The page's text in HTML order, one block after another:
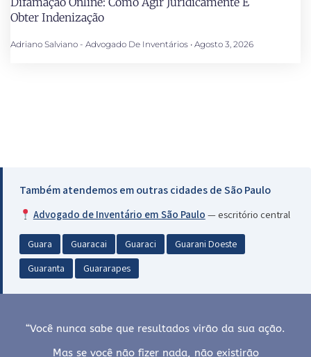
Obter Indenização
Adriano Salviano - Advogado De Inventários Agosto 3, 2026
Também atendemos em outras cidades de São Paulo
Advogado de Inventário em São Paulo — escritório central
Guara Guaracai Guaraci
Guarani Doeste
Guaranta
Guararapes
“Você nunca sabe que resultados virão da sua ação.
Mas se você não fizer nada, não existirão